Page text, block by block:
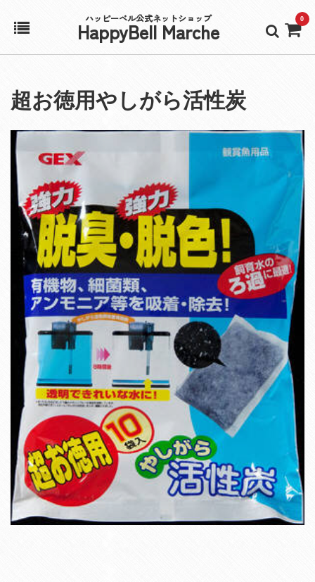
ハッピーベル公式ネットショップ
HappyBell Marche 0
アカウント
カート
超お徳用やしがら活性炭